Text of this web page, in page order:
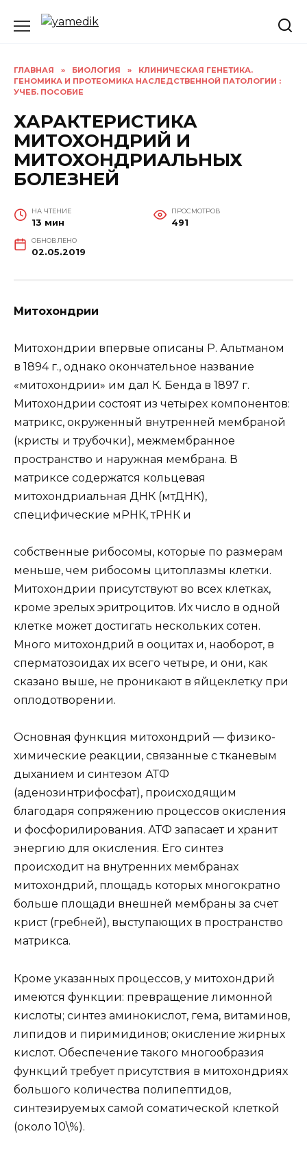
ГЛАВНАЯ » БИОЛОГИЯ »
КЛИНИЧЕСКАЯ ГЕНЕТИКА.
ГЕНОМИКА И ПРОТЕОМИКА НАСЛЕДСТВЕННОЙ ПАТОЛОГИИ :
УЧЕБ. ПОСОБИЕ
ХАРАКТЕРИСТИКА
МИТОХОНДРИЙ И
МИТОХОНДРИАЛЬНЫХ
БОЛЕЗНЕЙ
НА ЧТЕНИЕ
13 мин
ПРОСМОТРОВ
491
ОБНОВЛЕНО
02.05.2019
Митохондрии
Митохондрии впервые описаны Р. Альтманом
в 1894 г., однако окончательное название
«митохондрии» им дал К. Бенда в 1897 г.
Митохондрии состоят из четырех компонентов:
матрикс, окруженный внутренней мембраной
(кристы и трубочки), межмембранное
пространство и наружная мембрана. В
матриксе содержатся кольцевая
митохондриальная ДНК (мтДНК),
специфические мРНК, тРНК и
собственные рибосомы, которые по размерам
меньше, чем рибосомы цитоплазмы клетки.
Митохондрии присутствуют во всех клетках,
кроме зрелых эритроцитов. Их число в одной
клетке может достигать нескольких сотен.
Много митохондрий в ооцитах и, наоборот, в
сперматозоидах их всего четыре, и они, как
сказано выше, не проникают в яйцеклетку при
оплодотворении.
Основная функция митохондрий — физико-
химические реакции, связанные с тканевым
дыханием и синтезом АТФ
(аденозинтрифосфат), происходящим
благодаря сопряжению процессов окисления
и фосфорилирования. АТФ запасает и хранит
энергию для окисления. Его синтез
происходит на внутренних мембранах
митохондрий, площадь которых многократно
больше площади внешней мембраны за счет
крист (гребней), выступающих в пространство
матрикса.
Кроме указанных процессов, у митохондрий
имеются функции: превращение лимонной
кислоты; синтез аминокислот, гема, витаминов,
липидов и пиримидинов; окисление жирных
кислот. Обеспечение такого многообразия
функций требует присутствия в митохондриях
большого количества полипептидов,
синтезируемых самой соматической клеткой
(около 10\%).